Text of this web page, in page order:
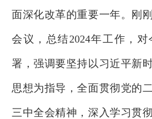
面深化改革的重要一年。刚
会议，总结2024年工作，
署，强调要坚持以习近平新
思想为指导，全面贯彻党的
三中全会精神，深入学习贯